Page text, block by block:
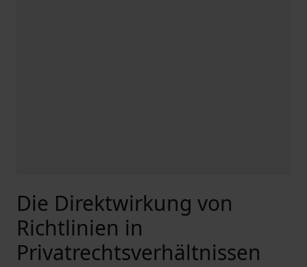
Die Direktwirkung von
Richtlinien in
Privatrechtsverhältnissen